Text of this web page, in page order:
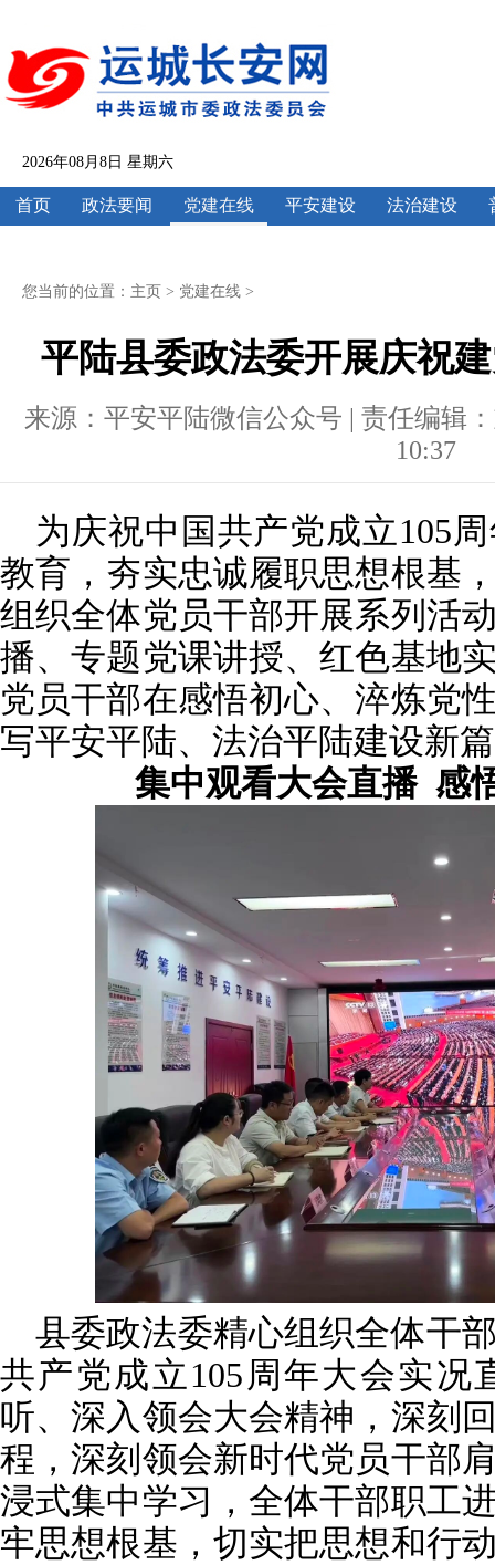
2026年08月8日 星期六
首页 政法要闻 党建在线 平安建设 法治建设
您当前的位置： 主页 > 党建在线 >
平陆县委政法委开展庆祝
来源：平安平陆微信公众号 | 责任编辑
10:37
为庆祝中国共产党成立105
教育，夯实忠诚履职思想根基
组织全体党员干部开展系列活
播、专题党课讲授、红色基地
党员干部在感悟初心、淬炼党
写平安平陆、法治平陆建设新
集中观看大会直播 感
县委政法委精心组织全体干
共产党成立105周年大会实况
听、深入领会大会精神，深刻
程，深刻领会新时代党员干部
浸式集中学习，全体干部职工
牢思想根基，切实把思想和行